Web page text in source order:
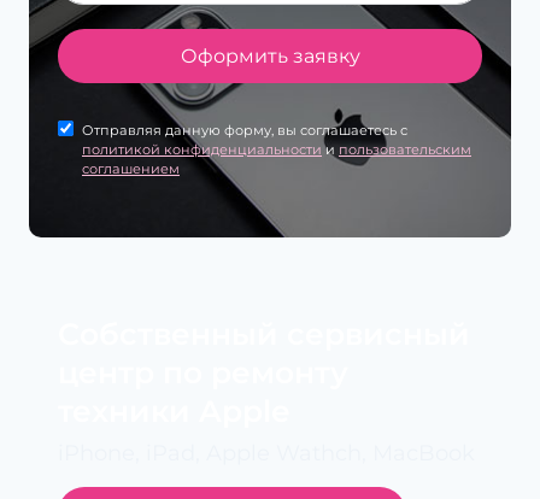
Оформить заявку
Отправляя данную форму, вы соглашаетесь с
политикой конфиденциальности и пользовательским
соглашением